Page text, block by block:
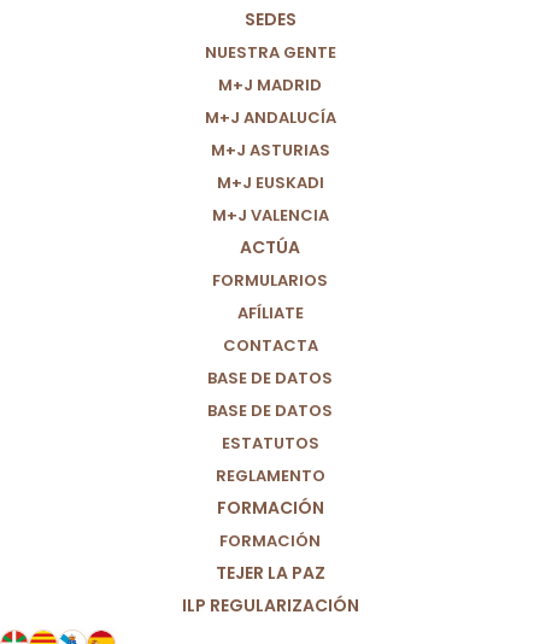
SEDES
NUESTRA GENTE
M+J MADRID
M+J ANDALUCÍA
M+J ASTURIAS
M+J EUSKADI
M+J VALENCIA
ACTÚA
FORMULARIOS
AFÍLIATE
CONTACTA
BASE DE DATOS
BASE DE DATOS
ESTATUTOS
REGLAMENTO
FORMACIÓN
FORMACIÓN
TEJER LA PAZ
ILP REGULARIZACIÓN
Desigualdad Social